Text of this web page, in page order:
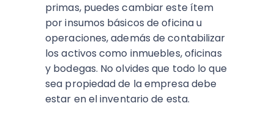
primas, puedes cambiar este ítem
por insumos básicos de oficina u
operaciones, además de contabilizar
los activos como inmuebles, oficinas
y bodegas. No olvides que todo lo que
sea propiedad de la empresa debe
estar en el inventario de esta.